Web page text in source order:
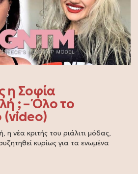
η Σοφία
; – Όλο το
(video)
νέα κριτής του ριάλιτι μόδας,
κυρίως για τα ενωμένα